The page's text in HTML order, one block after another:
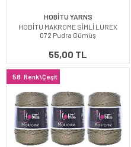
HOBİTU YARNS
HOBİTU MAKROME SİMLİ LUREX
072 Pudra Gümüş
55,00 TL
58 Renk\Çeşit